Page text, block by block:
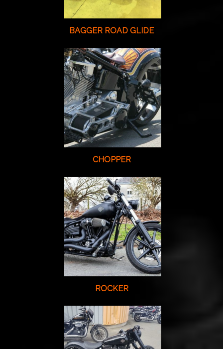
BAGGER ROAD GLIDE
CHOPPER
ROCKER